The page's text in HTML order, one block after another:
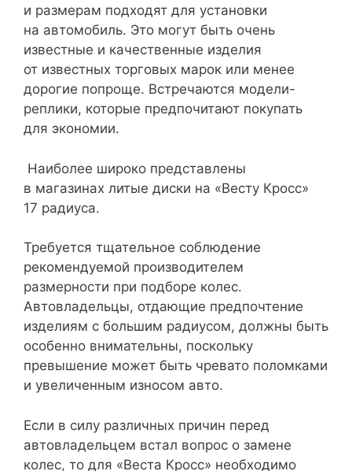
и размерам подходят для установки
на автомобиль. Это могут быть очень
известные и качественные изделия
от известных торговых марок или менее
дорогие попроще. Встречаются модели-
реплики, которые предпочитают покупать
для экономии.
Наиболее широко представлены
в магазинах литые диски на «Весту Кросс»
17 радиуса.
Требуется тщательное соблюдение
рекомендуемой производителем
размерности при подборе колес.
Автовладельцы, отдающие предпочтение
изделиям с большим радиусом, должны быть
особенно внимательны, поскольку
превышение может быть чревато поломками
и увеличенным износом авто.
Если в силу различных причин перед
автовладельцем встал вопрос о замене
колес, то для «Веста Кросс» необходимо